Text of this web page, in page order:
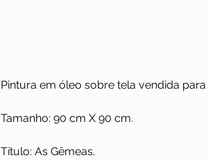
Pintura em óleo sobre tela vendida para
Tamanho: 90 cm X 90 cm.
Título: As Gêmeas.